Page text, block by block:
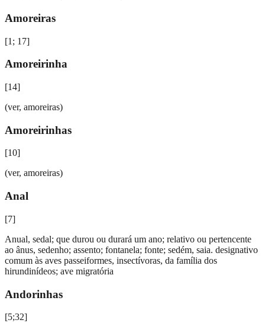
Amoreiras
[1; 17]
Amoreirinha
[14]
(ver, amoreiras)
Amoreirinhas
[10]
(ver, amoreiras)
Anal
[7]
Anual, sedal; que durou ou durará um ano; relativo ou pertencente
ao ânus, sedenho; assento; fontanela; fonte; sedém, saia. designativo
comum às aves passeiformes, insectívoras, da família dos
hirundinídeos; ave migratória
Andorinhas
[5;32]